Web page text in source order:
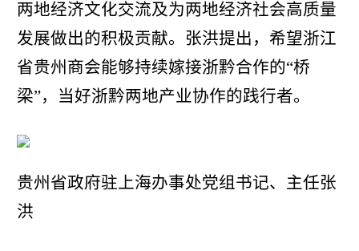
两地经济文化交流及为两地经济社会高质量
发展做出的积极贡献。张洪提出，希望浙江
省贵州商会能够持续嫁接浙黔合作的“桥
梁”，当好浙黔两地产业协作的践行者。
贵州省政府驻上海办事处党组书记、主任张
洪